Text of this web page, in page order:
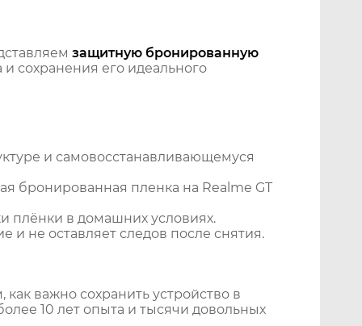
защитную бронированную
сохранения его идеального
и самовосстанавливающемуся
бронированная пленка на Realme GT
плёнки в домашних условиях.
и не оставляет следов после снятия.
важно сохранить устройство в
10 лет опыта и тысячи довольных